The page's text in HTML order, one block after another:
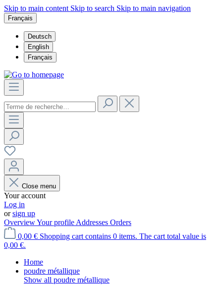
Skip to main content Skip to search Skip to main navigation
Français
Deutsch
English
Français
Close menu
Your account
Log in
orsign up
OverviewYour profile Addresses Orders
0,00 € Shopping cart contains 0 items. The cart total value is
0,00 €.
Home
poudre métallique
Show all poudre métallique